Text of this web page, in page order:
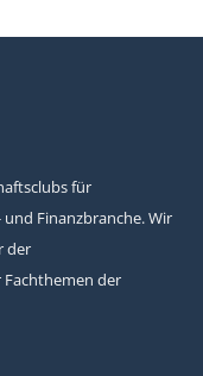
für
Finanzbranche. Wir
der
der